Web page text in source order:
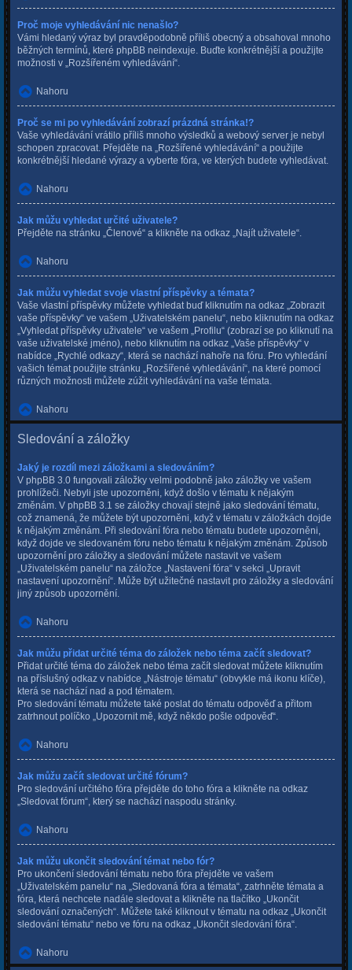
Proč moje vyhledávání nic nenašlo?
Vámi hledaný výraz byl pravděpodobně příliš obecný a obsahoval mnoho
běžných termínů, které phpBB neindexuje. Buďte konkrétnější a použijte
možnosti v „Rozšířeném vyhledávání“.
Nahoru
Proč se mi po vyhledávání zobrazí prázdná stránka!?
Vaše vyhledávání vrátilo příliš mnoho výsledků a webový server je nebyl
schopen zpracovat. Přejděte na „Rozšířené vyhledávání“ a použijte
konkrétnější hledané výrazy a vyberte fóra, ve kterých budete vyhledávat.
Nahoru
Jak můžu vyhledat určité uživatele?
Přejděte na stránku „Členové“ a klikněte na odkaz „Najít uživatele“.
Nahoru
Jak můžu vyhledat svoje vlastní příspěvky a témata?
Vaše vlastní příspěvky můžete vyhledat buď kliknutím na odkaz „Zobrazit
vaše příspěvky“ ve vašem „Uživatelském panelu“, nebo kliknutím na odkaz
„Vyhledat příspěvky uživatele“ ve vašem „Profilu“ (zobrazí se po kliknutí na
vaše uživatelské jméno), nebo kliknutím na odkaz „Vaše příspěvky“ v
nabídce „Rychlé odkazy“, která se nachází nahoře na fóru. Pro vyhledání
vašich témat použijte stránku „Rozšířené vyhledávání“, na které pomocí
různých možnosti můžete zúžit vyhledávání na vaše témata.
Nahoru
Sledování a záložky
Jaký je rozdíl mezi záložkami a sledováním?
V phpBB 3.0 fungovali záložky velmi podobně jako záložky ve vašem
prohlížeči. Nebyli jste upozorněni, když došlo v tématu k nějakým
změnám. V phpBB 3.1 se záložky chovají stejně jako sledování tématu,
což znamená, že můžete být upozorněni, když v tématu v záložkách dojde
k nějakým změnám. Při sledování fóra nebo tématu budete upozorněni,
když dojde ve sledovaném fóru nebo tématu k nějakým změnám. Způsob
upozornění pro záložky a sledování můžete nastavit ve vašem
„Uživatelském panelu“ na záložce „Nastavení fóra“ v sekci „Upravit
nastavení upozornění“. Může být užitečné nastavit pro záložky a sledování
jiný způsob upozornění.
Nahoru
Jak můžu přidat určité téma do záložek nebo téma začít sledovat?
Přidat určité téma do záložek nebo téma začít sledovat můžete kliknutím
na příslušný odkaz v nabídce „Nástroje tématu“ (obvykle má ikonu klíče),
která se nachází nad a pod tématem.
Pro sledování tématu můžete také poslat do tématu odpověď a přitom
zatrhnout políčko „Upozornit mě, když někdo pošle odpověď“.
Nahoru
Jak můžu začít sledovat určité fórum?
Pro sledování určitého fóra přejděte do toho fóra a klikněte na odkaz
„Sledovat fórum“, který se nachází naspodu stránky.
Nahoru
Jak můžu ukončit sledování témat nebo fór?
Pro ukončení sledování tématu nebo fóra přejděte ve vašem
„Uživatelském panelu“ na „Sledovaná fóra a témata“, zatrhněte témata a
fóra, která nechcete nadále sledovat a klikněte na tlačítko „Ukončit
sledování označených“. Můžete také kliknout v tématu na odkaz „Ukončit
sledování tématu“ nebo ve fóru na odkaz „Ukončit sledování fóra“.
Nahoru